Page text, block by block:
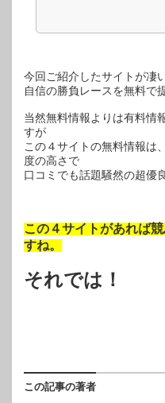
今回ご紹介したサイトが凄
自信の勝負レースを無料で
当然無料情報よりは有料情
すが
この４サイトの無料情報は
度の高さで
口コミでも話題騒然の超優
この４サイトがあれば
すね。
それでは！
この記事の著者